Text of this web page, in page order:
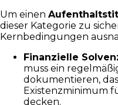
Um einen
dieser Kategorie zu
Kernbedingungen
Finanzielle
muss ein
dokumentieren,
Existenzminimum
decken.